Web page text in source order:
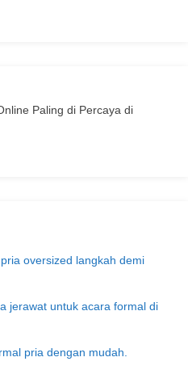
Paling di Percaya di
oversized langkah demi
jerawat untuk acara formal di
pria dengan mudah.